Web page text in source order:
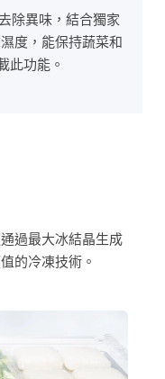
除異味，結合獨家
度，能保持蔬菜和
此功能。
過最大冰結晶生成
的冷凍技術。